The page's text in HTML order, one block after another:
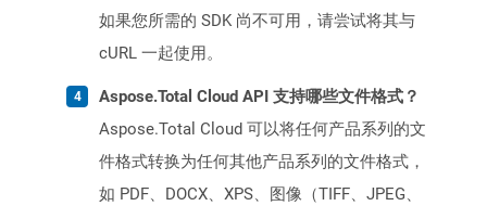
如果您所需的 SDK 尚不可用，请尝试将其与
cURL 一起使用。
Aspose.Total Cloud API 支持哪些文件格式？
Aspose.Total Cloud 可以将任何产品系列的文
件格式转换为任何其他产品系列的文件格式，
如 PDF、DOCX、XPS、图像（TIFF、JPEG、